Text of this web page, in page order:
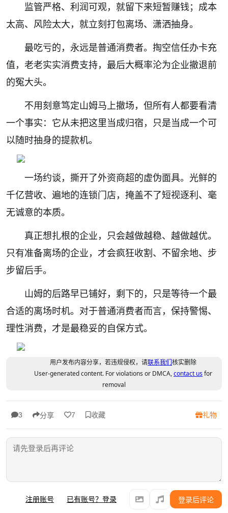
监管严格、利润可观，就留下来短暂赚钱；成本
太高、风险太大，就立刻打包离场、潇洒抽身。
最吃亏的，永远是普通消费者。掏空信任办卡充
值，老老实实消费支持，最后大概率沦为企业撤退前
的冤大头。
不用刻意笃定山姆马上撤场，但所有人都要看清
一个事实：它从未把这里当成归宿，只是当成一个可
以随时抽身的提款机。
一场约谈，撕开了外资商超的虚伪面具。光鲜的
千亿营收、遍地的连锁门店，掩盖不了短视逐利、毫
无诚意的本质。
真正想扎根的企业，只会越做越稳、越做越优。
只有准备离场的企业，才会疯狂收割、不留余地、步
步留后手。
山姆的后路早已铺好，剩下的，只是等待一个最
合适的离场时机。对于普通消费者而言，保持警惕、
理性消费，才是最稳妥的自保方式。
用户发布内容分享，若违规侵权，请联系我们核实删除
User-generated content. For violations or DMCA,contact usfor
removal
3 分享 7 收藏 礼物
注册账号 已有账号？登录 登录后评论